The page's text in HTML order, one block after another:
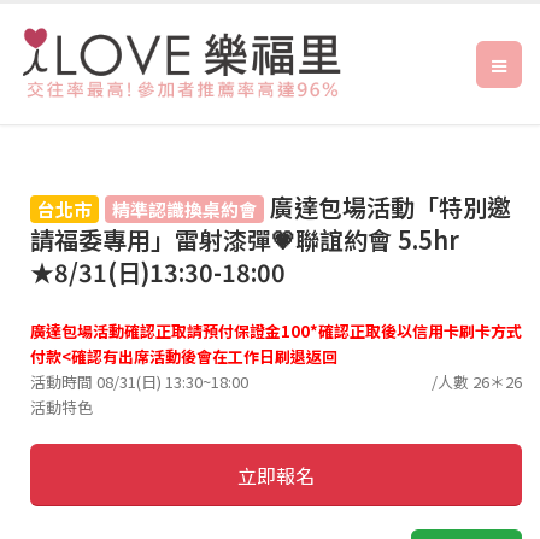
台北市 精準認識換桌約會 廣達包場活動「特別邀
請福委專用」雷射漆彈💗聯誼約會 5.5hr
★8/31(日)13:30-18:00
廣達包場活動確認正取請預付保證金100*確認正取後以信用卡刷卡方式
付款<確認有出席活動後會在工作日刷退返回
活動時間 08/31(日) 13:30~18:00
/人數 26＊26
活動特色
立即報名